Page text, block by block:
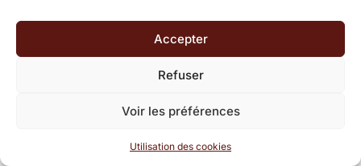
Accepter
Refuser
Voir les préférences
Utilisation des cookies